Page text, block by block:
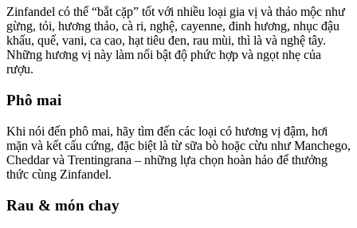
Zinfandel có thể “bắt cặp” tốt với nhiều loại gia vị và thảo mộc như
gừng, tỏi, hương thảo, cà ri, nghệ, cayenne, đinh hương, nhục đậu
khấu, quế, vani, ca cao, hạt tiêu đen, rau mùi, thì là và nghệ tây.
Những hương vị này làm nổi bật độ phức hợp và ngọt nhẹ của
rượu.
Phô mai
Khi nói đến phô mai, hãy tìm đến các loại có hương vị đậm, hơi
mặn và kết cấu cứng, đặc biệt là từ sữa bò hoặc cừu như Manchego,
Cheddar và Trentingrana – những lựa chọn hoàn hảo để thưởng
thức cùng Zinfandel.
Rau & món chay